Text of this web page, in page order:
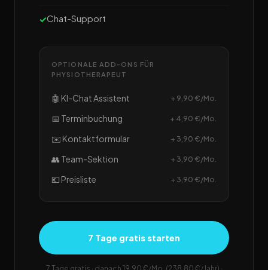
Chat-Support
OPTIONALE ADD-ONS FÜR
PHYSIOTHERAPEUT
🤖 KI-Chat Assistent + 9,90 €/Mo.
📅 Terminbuchung + 4,90 €/Mo.
✉️ Kontaktformular + 3,90 €/Mo.
👥 Team-Sektion + 3,90 €/Mo.
💶 Preisliste + 3,90 €/Mo.
7 Tage gratis starten